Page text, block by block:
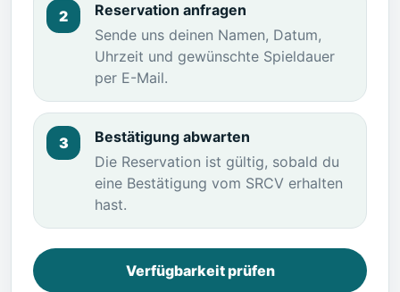
2
Reservation anfragen
Sende uns deinen Namen, Datum,
Uhrzeit und gewünschte Spieldauer
per E-Mail.
3
Bestätigung abwarten
Die Reservation ist gültig, sobald du
eine Bestätigung vom SRCV erhalten
hast.
Verfügbarkeit prüfen